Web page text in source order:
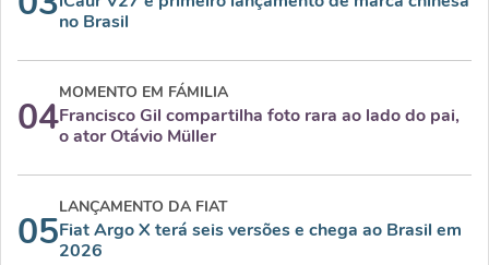
no Brasil
04
MOMENTO EM FÁMILIA
Francisco Gil compartilha foto rara ao lado do pai,
o ator Otávio Müller
05
LANÇAMENTO DA FIAT
Fiat Argo X terá seis versões e chega ao Brasil em
2026